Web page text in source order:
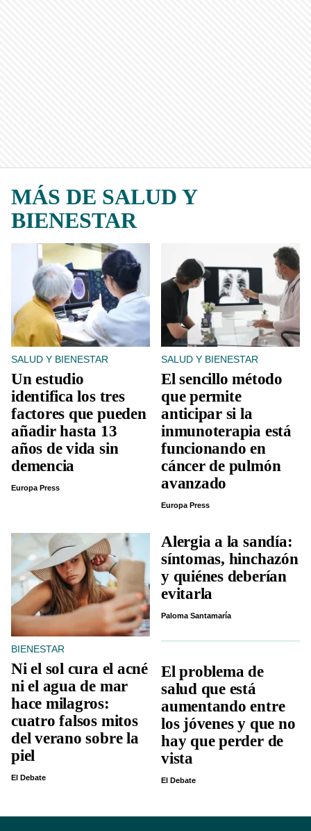
MÁS DE SALUD Y
BIENESTAR
SALUD Y BIENESTAR
Un estudio
identifica los tres
factores que pueden
añadir hasta 13
años de vida sin
demencia
Europa Press
SALUD Y BIENESTAR
El sencillo método
que permite
anticipar si la
inmunoterapia está
funcionando en
cáncer de pulmón
avanzado
Europa Press
BIENESTAR
Ni el sol cura el acné
ni el agua de mar
hace milagros:
cuatro falsos mitos
del verano sobre la
piel
El Debate
Alergia a la sandía:
síntomas, hinchazón
y quiénes deberían
evitarla
Paloma Santamaría
El problema de
salud que está
aumentando entre
los jóvenes y que no
hay que perder de
vista
El Debate